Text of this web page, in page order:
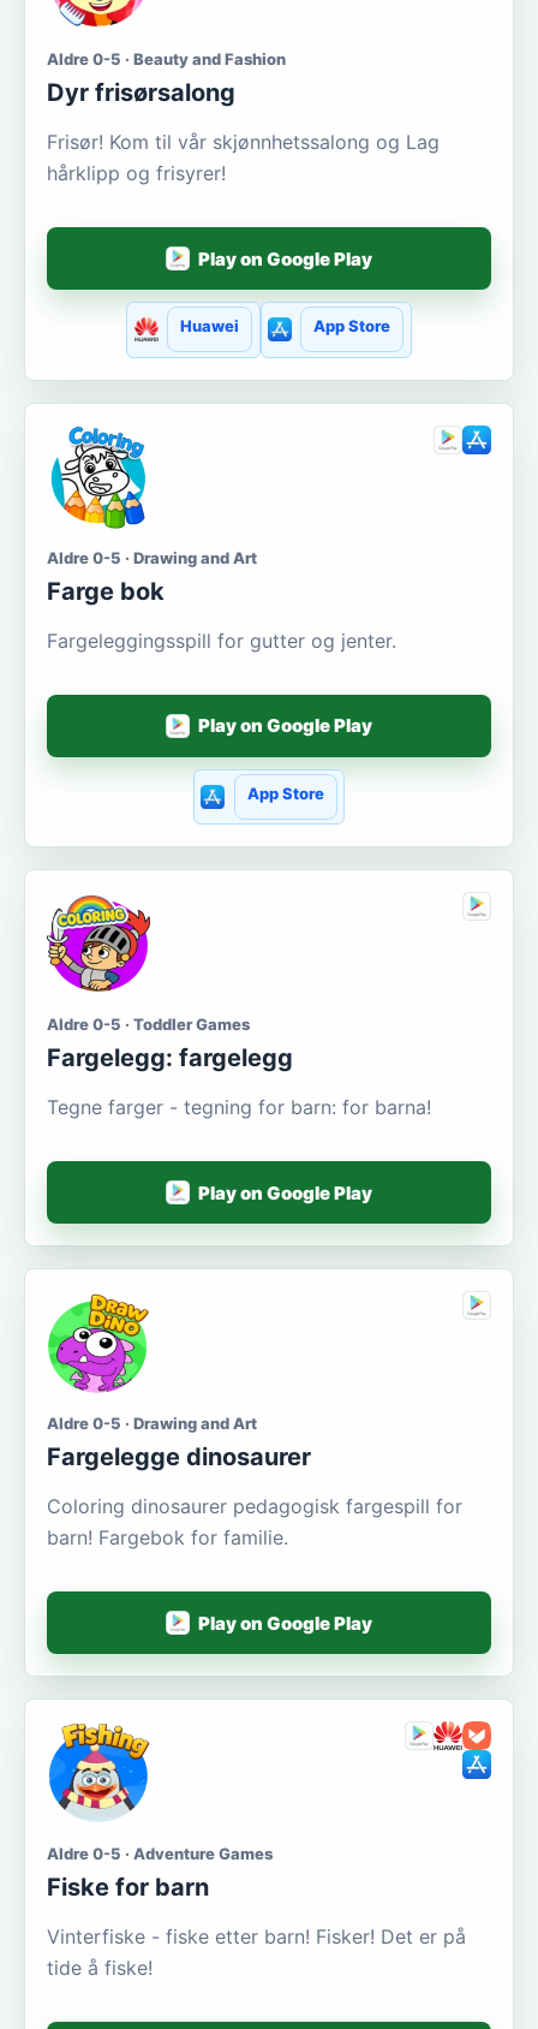
Aldre 0-5 · Beauty and Fashion
Dyr frisørsalong
Frisør! Kom til vår skjønnhetssalong og Lag
hårklipp og frisyrer!
Play on Google Play
Huawei App Store
Aldre 0-5 · Drawing and Art
Farge bok
Fargeleggingsspill for gutter og jenter.
Play on Google Play
App Store
Aldre 0-5 · Toddler Games
Fargelegg: fargelegg
Tegne farger - tegning for barn: for barna!
Play on Google Play
Aldre 0-5 · Drawing and Art
Fargelegge dinosaurer
Coloring dinosaurer pedagogisk fargespill for
barn! Fargebok for familie.
Play on Google Play
Aldre 0-5 · Adventure Games
Fiske for barn
Vinterfiske - fiske etter barn! Fisker! Det er på
tide å fiske!